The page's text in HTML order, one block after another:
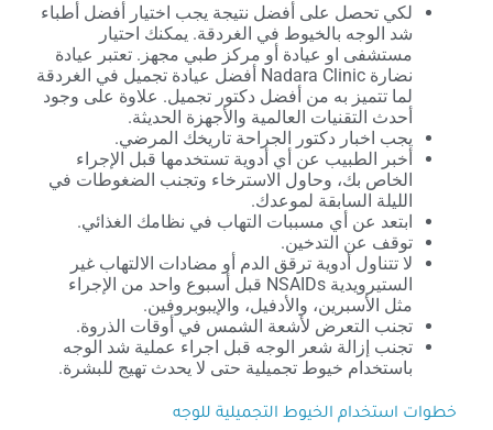
لكي تحصل على أفضل نتيجة يجب اختيار أفضل أطباء
شد الوجه بالخيوط في الغردقة. يمكنك احتيار
مستشفى او عيادة أو مركز طبي مجهز. تعتبر عيادة
نضارة Nadara Clinic أفضل عيادة تجميل في الغردقة
لما تتميز به من أفضل دكتور تجميل. علاوة على وجود
أحدث التقنيات العالمية والأجهزة الحديثة.
يجب اخبار دكتور الجراحة تاريخك المرضي.
أخبر الطبيب عن أي أدوية تستخدمها قبل الإجراء
الخاص بك، وحاول الاسترخاء وتجنب الضغوطات في
الليلة السابقة لموعدك.
ابتعد عن أي مسببات التهاب في نظامك الغذائي.
توقف عن التدخين.
لا تتناول أدوية ترقق الدم أو مضادات الالتهاب غير
الستيرويدية NSAIDs قبل أسبوع واحد من الإجراء
مثل الأسبرين، والأدفيل، والإيبوبروفين.
تجنب التعرض لأشعة الشمس في أوقات الذروة.
تجنب إزالة شعر الوجه قبل اجراء عملية شد الوجه
باستخدام خيوط تجميلية حتى لا يحدث تهيج للبشرة.
خطوات استخدام الخيوط التجميلية للوجه